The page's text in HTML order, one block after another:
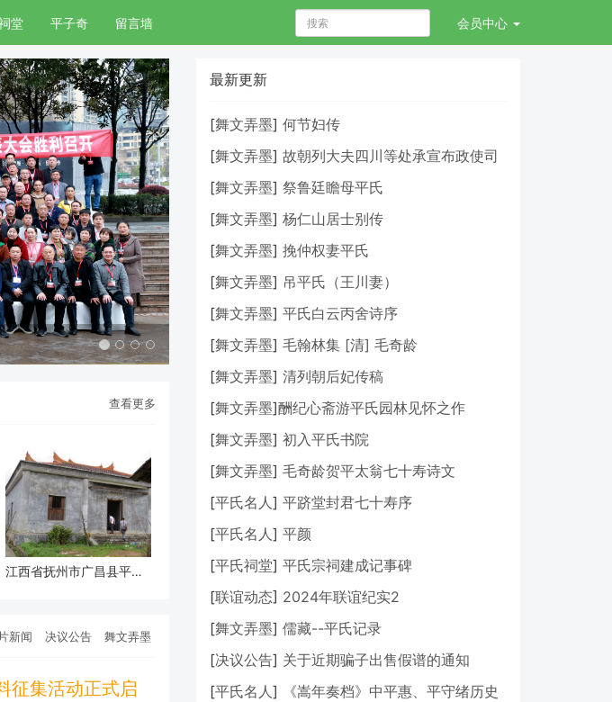
堂 平子奇 留言墙 会员中心
查看更多
江西省抚州市广昌县平氏
新闻 决议公告 舞文弄墨
征集活动正式启
最新更新
[舞文弄墨] 何节妇传
[舞文弄墨] 故朝列大夫四川等处承宣布政使司
右参议致仕朱公墓志铭
[舞文弄墨] 祭鲁廷瞻母平氏
[舞文弄墨] 杨仁山居士别传
[舞文弄墨] 挽仲权妻平氏
[舞文弄墨] 吊平氏（王川妻）
[舞文弄墨] 平氏白云丙舍诗序
[舞文弄墨] 毛翰林集 [清] 毛奇龄
[舞文弄墨] 清列朝后妃传稿
[舞文弄墨]​酬纪心斋游平氏园林见怀之作
[舞文弄墨] 初入平氏书院
[舞文弄墨] 毛奇龄贺平太翁七十寿诗文
[平氏名人] 平跻堂封君七十寿序
[平氏名人] 平颜
[平氏祠堂] 平氏宗祠建成记事碑
[联谊动态] 2024年联谊纪实2
[舞文弄墨] 儒藏--平氏记录
[决议公告] 关于近期骗子出售假谱的通知
[平氏名人]
《嵩年奏档》中平惠、平守绪历史